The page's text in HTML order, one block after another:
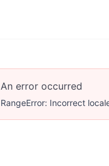
An error occurred
RangeError: Incorrect